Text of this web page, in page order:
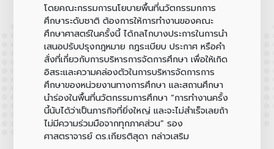
โดยคณะกรรมการนโยบายพื้นที่นวัตกรรมกการ
ศึกษาระดับชาติ ต้องการให้การทำงานของคณะ
ศึกษาศาสตร์ในครั้งนี้ ได้กลไกบางประการในการนำ
เสนอปรับปรุงกฎหมาย กฎระเบียบ ประกาศ หรือคำ
สั่งที่เกี่ยวกับการบริหารการจัดการศึกษา เพื่อให้เกิด
อิสระและความคล่องตัวในการบริหารจัดการการ
ศึกษาของหน่วยงานทางการศึกษา และสถานศึกษา
นำร่องในพื้นที่นวัตกรรมการศึกษา “การทำงานครั้ง
นี้นับได้ว่าเป็นภารกิจที่ยิ่งใหญ่ และจะไม่สำเร็จเลยถ้า
ไม่มีความร่วมมือจากทุกภาคส่วน” รอง
ศาสตราจารย์ ดร.เกียรติสุดากล่าวเสริม